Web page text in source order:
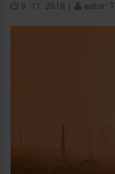
9. 11. 2018 | autor: